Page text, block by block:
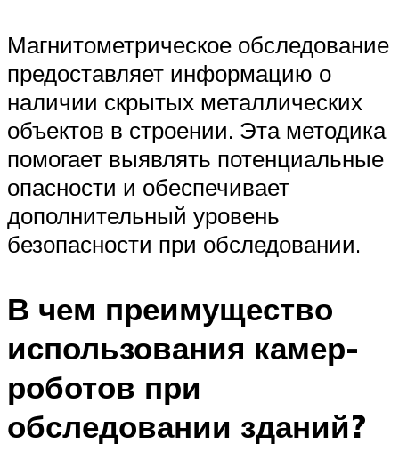
Магнитометрическое обследование
предоставляет информацию о
наличии скрытых металлических
объектов в строении. Эта методика
помогает выявлять потенциальные
опасности и обеспечивает
дополнительный уровень
безопасности при обследовании.
В чем преимущество
использования камер-
роботов при
обследовании зданий?